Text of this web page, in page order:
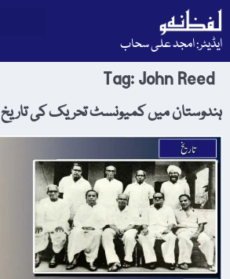
ایڈیٹر: امجد علی سحاب
Tag:John Reed
ہندوستان میں کمیونسٹ تحریک کی تاریخ